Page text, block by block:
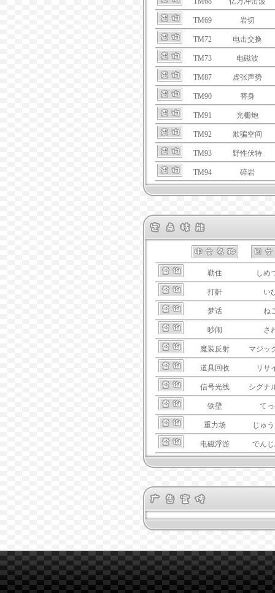
TM69 岩切
TM72 电击交换
TM73 电磁波
TM87 虚张声势
TM90 替身
TM91 光栅炮
TM92 欺骗空间
TM93 野性伏特
TM94 碎岩
勒住 しめ
打鼾 い
梦话 ね
吵闹 さ
魔装反射 マジッ
道具回收 リサ
信号光线 シグナ
铁壁 て
重力场 じゅ
电磁浮游 でん